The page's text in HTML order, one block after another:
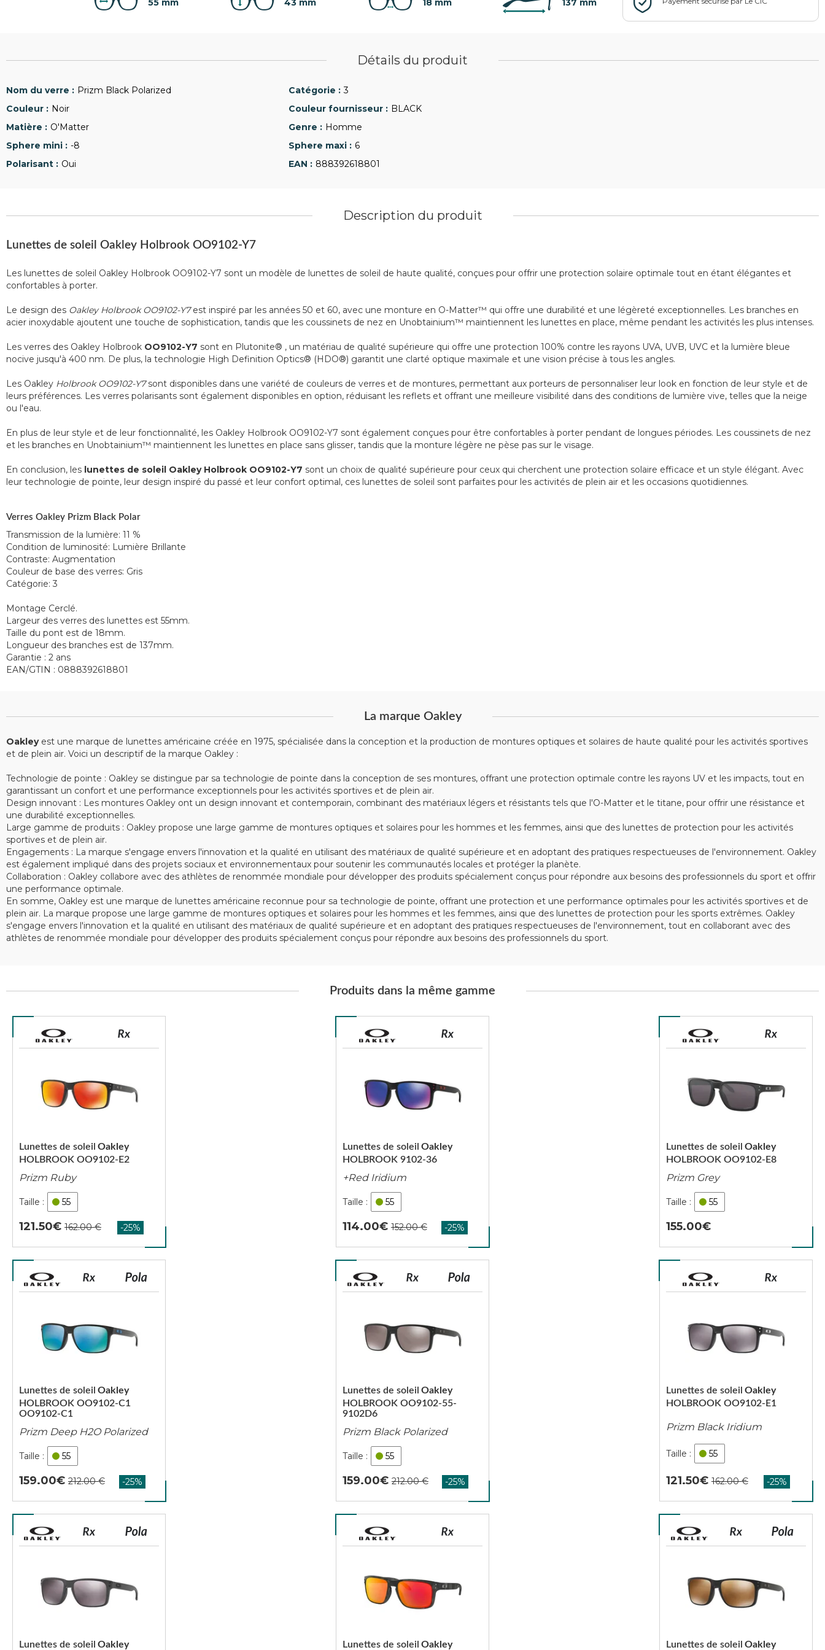
55 mm 43 mm 18 mm 137 mm
Détails du produit
Prizm Black Polarized
3
Noir
BLACK
O'Matter
Homme
-8
6
Oui
888392618801
Description du produit
Lunettes de soleil Oakley Holbrook OO9102-Y7
Les lunettes de soleil Oakley Holbrook OO9102-Y7 sont un modèle de lunettes de soleil de haute qualité, conçues pour offrir une protection solaire optimale tout en étant élégantes et
confortables à porter.
Le design des Oakley Holbrook OO9102-Y7est inspiré par les années 50 et 60, avec une monture en O-Matter™ qui offre une durabilité et une légèreté exceptionnelles. Les branches en
acier inoxydable ajoutent une touche de sophistication, tandis que les coussinets de nez en Unobtainium™ maintiennent les lunettes en place, même pendant les activités les plus intenses.
Les verres des Oakley Holbrook OO9102-Y7 sont en Plutonite® , un matériau de qualité supérieure qui offre une protection 100% contre les rayons UVA, UVB, UVC et la lumière bleue
nocive jusqu'à 400 nm. De plus, la technologie High Definition Optics® (HDO®) garantit une clarté optique maximale et une vision précise à tous les angles.
Les Oakley Holbrook OO9102-Y7sont disponibles dans une variété de couleurs de verres et de montures, permettant aux porteurs de personnaliser leur look en fonction de leur style et de
leurs préférences. Les verres polarisants sont également disponibles en option, réduisant les reflets et offrant une meilleure visibilité dans des conditions de lumière vive, telles que la neige
ou l'eau.
En plus de leur style et de leur fonctionnalité, les Oakley Holbrook OO9102-Y7 sont également conçues pour être confortables à porter pendant de longues périodes. Les coussinets de nez
et les branches en Unobtainium™ maintiennent les lunettes en place sans glisser, tandis que la monture légère ne pèse pas sur le visage.
En conclusion, les lunettes de soleil Oakley Holbrook OO9102-Y7 sont un choix de qualité supérieure pour ceux qui cherchent une protection solaire efficace et un style élégant. Avec
leur technologie de pointe, leur design inspiré du passé et leur confort optimal, ces lunettes de soleil sont parfaites pour les activités de plein air et les occasions quotidiennes.
Verres Oakley Prizm Black Polar
Transmission de la lumière: 11 %
Condition de luminosité: Lumière Brillante
Contraste: Augmentation
Couleur de base des verres: Gris
Catégorie: 3
Montage Cerclé.
Largeur des verres des lunettes est 55mm.
Taille du pont est de 18mm.
Longueur des branches est de 137mm.
Garantie : 2 ans
EAN/GTIN : 0888392618801
La marque Oakley
Oakleyest une marque de lunettes américaine créée en 1975, spécialisée dans la conception et la production de montures optiques et solaires de haute qualité pour les activités sportives
et de plein air. Voici un descriptif de la marque Oakley :
Technologie de pointe : Oakley se distingue par sa technologie de pointe dans la conception de ses montures, offrant une protection optimale contre les rayons UV et les impacts, tout en
garantissant un confort et une performance exceptionnels pour les activités sportives et de plein air.
Design innovant : Les montures Oakley ont un design innovant et contemporain, combinant des matériaux légers et résistants tels que l'O-Matter et le titane, pour offrir une résistance et
une durabilité exceptionnelles.
Large gamme de produits : Oakley propose une large gamme de montures optiques et solaires pour les hommes et les femmes, ainsi que des lunettes de protection pour les activités
sportives et de plein air.
Engagements : La marque s'engage envers l'innovation et la qualité en utilisant des matériaux de qualité supérieure et en adoptant des pratiques respectueuses de l'environnement. Oakley
est également impliqué dans des projets sociaux et environnementaux pour soutenir les communautés locales et protéger la planète.
Collaboration : Oakley collabore avec des athlètes de renommée mondiale pour développer des produits spécialement conçus pour répondre aux besoins des professionnels du sport et offrir
une performance optimale.
En somme, Oakley est une marque de lunettes américaine reconnue pour sa technologie de pointe, offrant une protection et une performance optimales pour les activités sportives et de
plein air. La marque propose une large gamme de montures optiques et solaires pour les hommes et les femmes, ainsi que des lunettes de protection pour les sports extrêmes. Oakley
s'engage envers l'innovation et la qualité en utilisant des matériaux de qualité supérieure et en adoptant des pratiques respectueuses de l'environnement, tout en collaborant avec des
athlètes de renommée mondiale pour développer des produits spécialement conçus pour répondre aux besoins des professionnels du sport.
Produits dans la même gamme
HOLBROOK OO9102-E2
Lunettes de soleil Oakley
Prizm Ruby
55
121.50
HOLBROOK 9102-36
Lunettes de soleil Oakley
+Red Iridium
55
114.00
HOLBROOK OO9102-E8
Lunettes de soleil Oakley
Prizm Grey
55
155.00
HOLBROOK OO9102-C1
OO9102-C1
Lunettes de soleil Oakley
Prizm Deep H2O Polarized
55
159.00
HOLBROOK OO9102-55-
9102D6
Lunettes de soleil Oakley
Prizm Black Polarized
55
159.00
HOLBROOK OO9102-E1
Lunettes de soleil Oakley
Prizm Black Iridium
55
121.50
Lunettes de soleil Oakley Lunettes de soleil Oakley Lunettes de soleil Oakley